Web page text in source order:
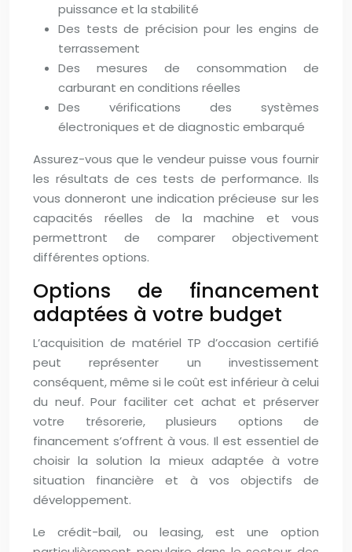
puissance et la stabilité
Des tests de précision pour les engins de
terrassement
Des mesures de consommation de
carburant en conditions réelles
Des vérifications des systèmes
électroniques et de diagnostic embarqué
Assurez-vous que le vendeur puisse vous fournir
les résultats de ces tests de performance. Ils
vous donneront une indication précieuse sur les
capacités réelles de la machine et vous
permettront de comparer objectivement
différentes options.
Options de financement
adaptées à votre budget
L’acquisition de matériel TP d’occasion certifié
peut représenter un investissement
conséquent, même si le coût est inférieur à celui
du neuf. Pour faciliter cet achat et préserver
votre trésorerie, plusieurs options de
financement s’offrent à vous. Il est essentiel de
choisir la solution la mieux adaptée à votre
situation financière et à vos objectifs de
développement.
Le crédit-bail, ou leasing, est une option